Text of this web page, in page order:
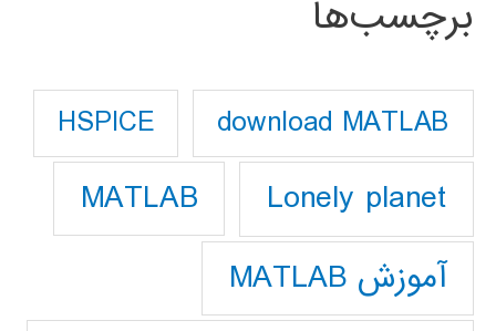
برچسب‌ها
download MATLAB
HSPICE
Lonely planet
MATLAB
آموزش MATLAB